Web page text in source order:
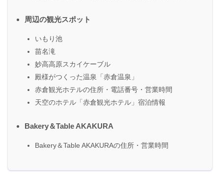
周辺の観光スポット
いもり池
苗名滝
妙高高原スカイケーブル
殿様がつくった温泉「赤倉温泉」
赤倉観光ホテルの住所・電話番号・営業時間
天空のホテル「赤倉観光ホテル」宿泊情報
Bakery＆Table AKAKURA
Bakery＆Table AKAKURAの住所・営業時間